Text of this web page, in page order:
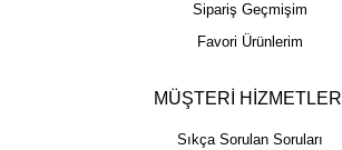
Sipariş Geçmişim
Favori Ürünlerim
MÜŞTERİ HİZMETLERİ
Sıkça Sorulan Soruları